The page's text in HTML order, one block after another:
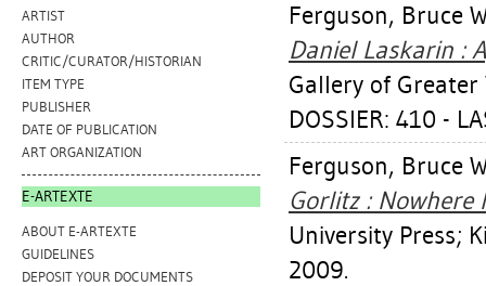
ARTIST
AUTHOR
CRITIC/CURATOR/HISTORIAN
ITEM TYPE
PUBLISHER
DATE OF PUBLICATION
ART ORGANIZATION
E-ARTEXTE
ABOUT E-ARTEXTE
GUIDELINES
DEPOSIT YOUR DOCUMENTS
Ferguson, Bruce
Daniel Laskarin :
Gallery of
DOSSIER: 410 -
Ferguson, Bruce
Gorlitz : Nowhere
University Press;
2009.